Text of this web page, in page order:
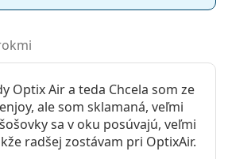
Optix Air a teda Chcela som ze
ale som sklamaná, veľmi
sa v oku posúvajú, veľmi
radšej zostávam pri OptixAir.